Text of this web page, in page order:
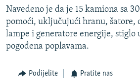
s
l
a
j
a
j
d
Navedeno je da je 15 kamiona sa
pomoći, uključujući hranu, šatore,
lampe i generatore energije, stiglo
pogođena poplavama.
Podijelite Pratite nas